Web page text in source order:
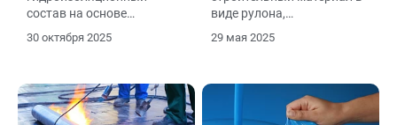
состав на основе
нефтяного битума и
растворителей.
различных поверхностей
(бетон, кирпич, металл,
30 октября 2025
виде рулона,
с выпуклым рельефом
(бугорками, шипами). Эти
29 мая 2025